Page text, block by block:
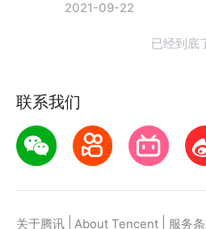
2021-09-22
已经到底
联系我们
关于腾讯 About Tencent 服务